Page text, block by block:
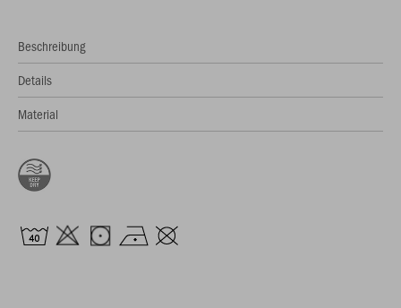
Beschreibung
Details
Material